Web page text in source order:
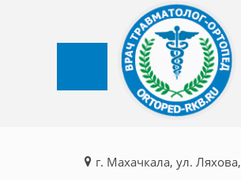
г. Махачкала, ул.